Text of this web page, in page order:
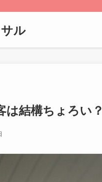
ル
は結構ちょろい？